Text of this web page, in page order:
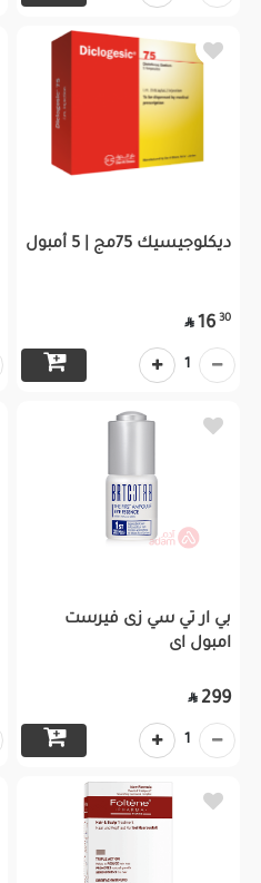
ديكلوجيسيك 75مج | 5 أمبول
30
16

1
بي ار تي سي زى فيرست
امبول اى
299

1